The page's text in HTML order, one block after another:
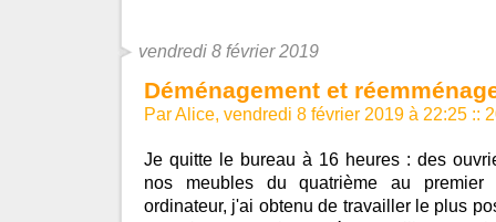
vendredi 8 février 2019
Déménagement et
Par Alice, vendredi 8 février 2019 à 22:25 ::
Je quitte le bureau à 16 heures : des
nos meubles du quatrième au premier
ordinateur, j'ai obtenu de travailler le plus